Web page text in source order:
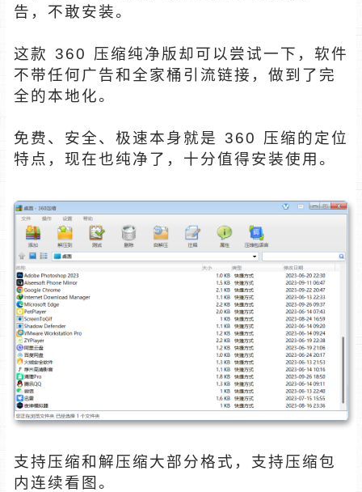
告，不敢安装。
这款 360 压缩纯净版却可以尝试一下，软件
不带任何广告和全家桶引流链接，做到了完
全的本地化。
免费、安全、极速本身就是 360 压缩的定位
特点，现在也纯净了，十分值得安装使用。
支持压缩和解压缩大部分格式，支持压缩包
内连续看图。